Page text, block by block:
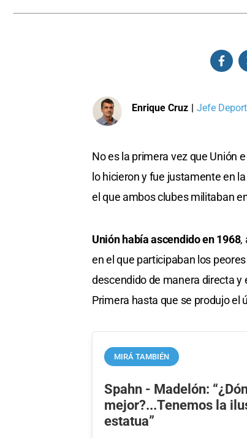
Enrique Cruz | Jefe
No es la primera vez que Unión e
lo hicieron y fue justamente en
el que ambos clubes militaban
Unión había ascendido en 1968,
en el que participaban los
descendido de manera directa
Primera hasta que se produjo el
MIRÁ TAMBIÉN
Spahn - Madelón:
mejor?...Tenemos la
estatua”